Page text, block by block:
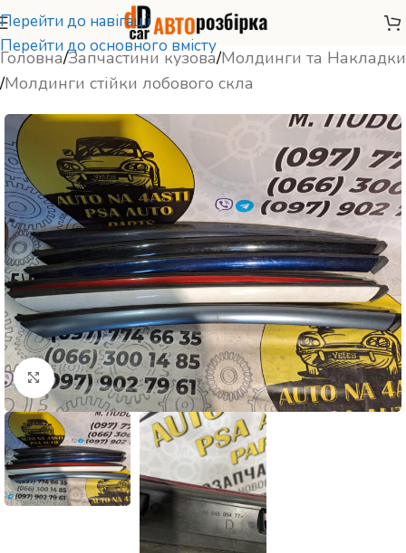
Перейти до навігації
Перейти до основного вмісту
Головна/Запчастини кузова/Молдинги та Накладки
/Молдинги стійки лобового скла
Натисніть, щоб збільшити